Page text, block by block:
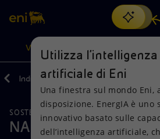
Cerca
scopri EnergIA, la nostra nuova
artificiale.
VISIONE
Visione
Azioni
Prodotti
Indietro Media News
SOSTENIBILITÀ
NAOC JV fornisce
Utilizza l'intelligenza
artificiale di Eni
Una finestra sul mondo Eni,
disposizione. EnergIA è uno
innovativo basato sulle
dell’intelligenza artificiale,